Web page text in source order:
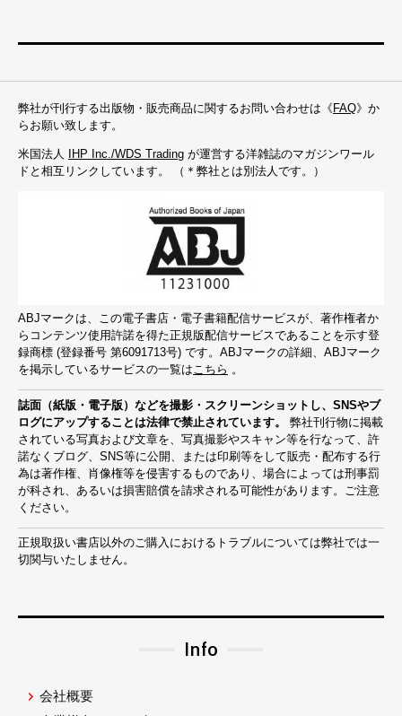
弊社が刊行する出版物・販売商品に関するお問い合わせは《 FAQ》か
らお願い致します。
米国法人 IHP Inc./WDS Trading が運営する洋雑誌のマガジンワール
ドと相互リンクしています。 （＊弊社とは別法人です。）
ABJマークは、この電子書店・電子書籍配信サービスが、著作権者か
らコンテンツ使用許諾を得た正規版配信サービスであることを示す登
録商標 (登録番号 第6091713号) です。ABJマークの詳細、ABJマーク
を掲示しているサービスの一覧はこちら 。
誌面（紙版・電子版）などを撮影・スクリーンショットし、SNSやブ
ログにアップすることは法律で禁止されています。
弊社刊行物に掲載
されている写真および文章を、写真撮影やスキャン等を行なって、許
諾なくブログ、SNS等に公開、または印刷等をして販売・配布する行
為は著作権、肖像権等を侵害するものであり、場合によっては刑事罰
が科され、あるいは損害賠償を請求される可能性があります。ご注意
ください。
正規取扱い書店以外のご購入におけるトラブルについては弊社では一
切関与いたしません。
Info
会社概要